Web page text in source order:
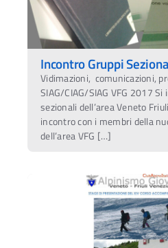
Incontro Gruppi
Vidimazioni, comunicazioni,
SIAG/CIAG/SIAG VFG 2017
sezionali dell’area Veneto
incontro con i membri della
dell’area VFG […]